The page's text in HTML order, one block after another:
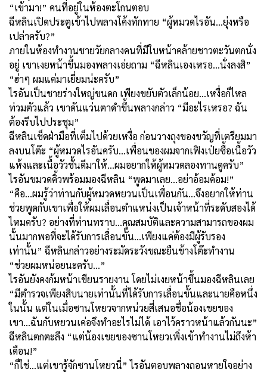
“เข้ามา!” คนที่อยู่ในห้องตะโกนตอบ
ฉีหลินเปิดประตูเข้าไปพลางโค้งทักทาย “ผู้หมวดไรอัน...ยุ่งหรือ
เปล่าครับ?”
ภายในห้องทำงานชายวัยกลางคนที่มีใบหน้าคล้ายชาวตะวันตกนั่ง
อยู่ เขาเงยหน้าขึ้นมองพลางเอ่ยถาม “ฉีหลินเองเหรอ...นั่งลงสิ”
“ฮ่าๆ ผมแค่มาเยี่ยมน่ะครับ”
ไรอันเป็นชายร่างใหญ่ขนดก เพียงขยับตัวเล็กน้อย...เหงื่อก็ไหล
ท่วมตัวแล้ว เขาดันแว่นตาดำขึ้นพลางกล่าว “มีอะไรเหรอ? ฉัน
ต้องรีบไปประชุม”
ฉีหลินเช็ดฝ่ามือที่เต็มไปด้วยเหงื่อ ก่อนวางถุงของขวัญที่เตรียมมา
ลงบนโต๊ะ “ผู้หมวดไรอันครับ...เพื่อนของผมจากเฟิงเป่ยซื้อเนื้อวัว
แห้งและเนื้อวัวชั้นดีมาให้...ผมอยากให้ผู้หมวดลองทานดูครับ”
ไรอันขมวดคิ้วพร้อมมองฉีหลิน “พูดมาเลย...อย่าอ้อมค้อม!”
“คือ...ผมรู้ว่าท่านกับผู้หมวดหยวนเป็นเพื่อนกัน...จึงอยากให้ท่าน
ช่วยพูดกับเขาเพื่อให้ผมเลื่อนตำแหน่งเป็นเจ้าหน้าที่ระดับสองได้
ไหมครับ? อย่างที่ท่านทราบ...คุณสมบัติและความสามารถของผม
นั้นมากพอที่จะได้รับการเลื่อนขั้น...เพียงแค่ต้องมีผู้รับรอง
เท่านั้น” ฉีหลินกล่าวอย่างระมัดระวังขณะยืนข้างโต๊ะทำงาน
“ช่วยผมหน่อยนะครับ…”
ไรอันยังคงก้มหน้าเขียนรายงาน โดยไม่เงยหน้าขึ้นมองฉีหลินเลย
“มีตำรวจเพียงสิบนายเท่านั้นที่ได้รับการเลื่อนขั้นและนายคือหนึ่ง
ในนั้น แต่ในเมื่อซานโหยวจากหน่วยสี่เสนอชื่อน้องเขยของ
เขา...ฉันกับหยวนเค่อจึงทำอะไรไม่ได้ เอาไว้คราวหน้าแล้วกันนะ”
ฉีหลินตกตะลึง “แต่น้องเขยของซานโหยวเพิ่งเข้าทำงานไม่ถึงห้า
เดือน!”
“ก็ใช่...แต่เขารู้จักซานโหยวนี่” ไรอันตอบพลางถอนหายใจอย่าง